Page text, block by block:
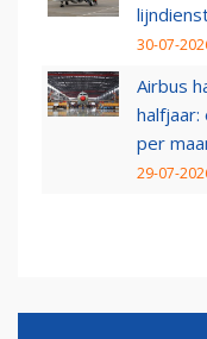
30-07-
Airbus
halfjaar:
per
29-07-